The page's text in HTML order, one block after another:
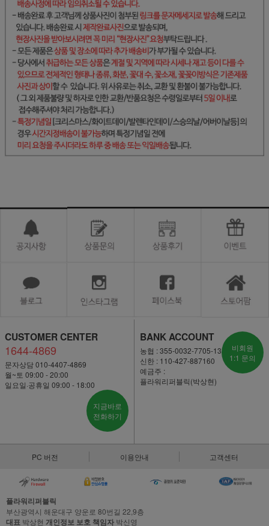
CUSTOMER CENTER
1644-4869
문자상담 010-4407-4869
월~토 09:00 - 20:00
일요일·공휴일 09:00 - 18:00
지금바로
전화하기
BANK ACCOUNT
농협 : 355-0032-7705-13
신한 : 110-427-887160
예금주 :
플라워리퍼블릭(박상현)
비회원
1:1 문의
PC 버전 이용안내 고객센터
플라워리퍼블릭
부산광역시 해운대구 양운로 80번길 22,9층
대표 박상현 개인정보 보호 책임자 박신영